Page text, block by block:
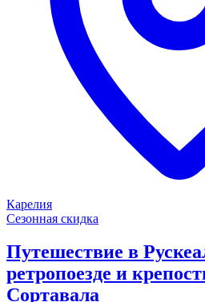
Карелия
Сезонная скидка
Путешествие в
ретропоезде и
Сортавала